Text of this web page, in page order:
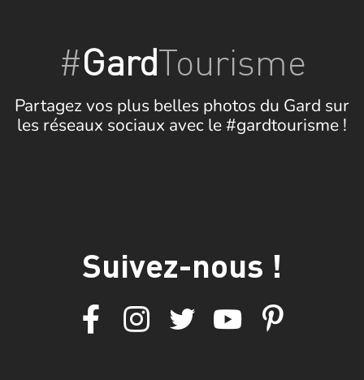
#GardTourisme
Partagez vos plus belles photos du Gard sur
les réseaux sociaux avec le #gardtourisme !
Suivez-nous !